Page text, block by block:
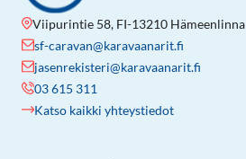
Viipurintie 58, FI-13210 Hämeenlinna
sf-caravan@karavaanarit.fi
jasenrekisteri@karavaanarit.fi
03 615 311
Katso kaikki yhteystiedot